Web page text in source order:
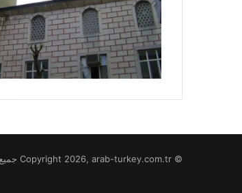
© Copyright 2026, arab-turkey.com.tr جميع الحقوق محفوظة لموقع تركيا بالعربي